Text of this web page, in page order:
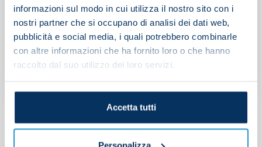
informazioni sul modo in cui utilizza il nostro sito con i
nostri partner che si occupano di analisi dei dati web,
pubblicità e social media, i quali potrebbero combinarle
con altre informazioni che ha fornito loro o che hanno
raccolto dal suo utilizzo dei loro servizi.
Accetta tutti
Napoli recruit Giovanni
Simeone